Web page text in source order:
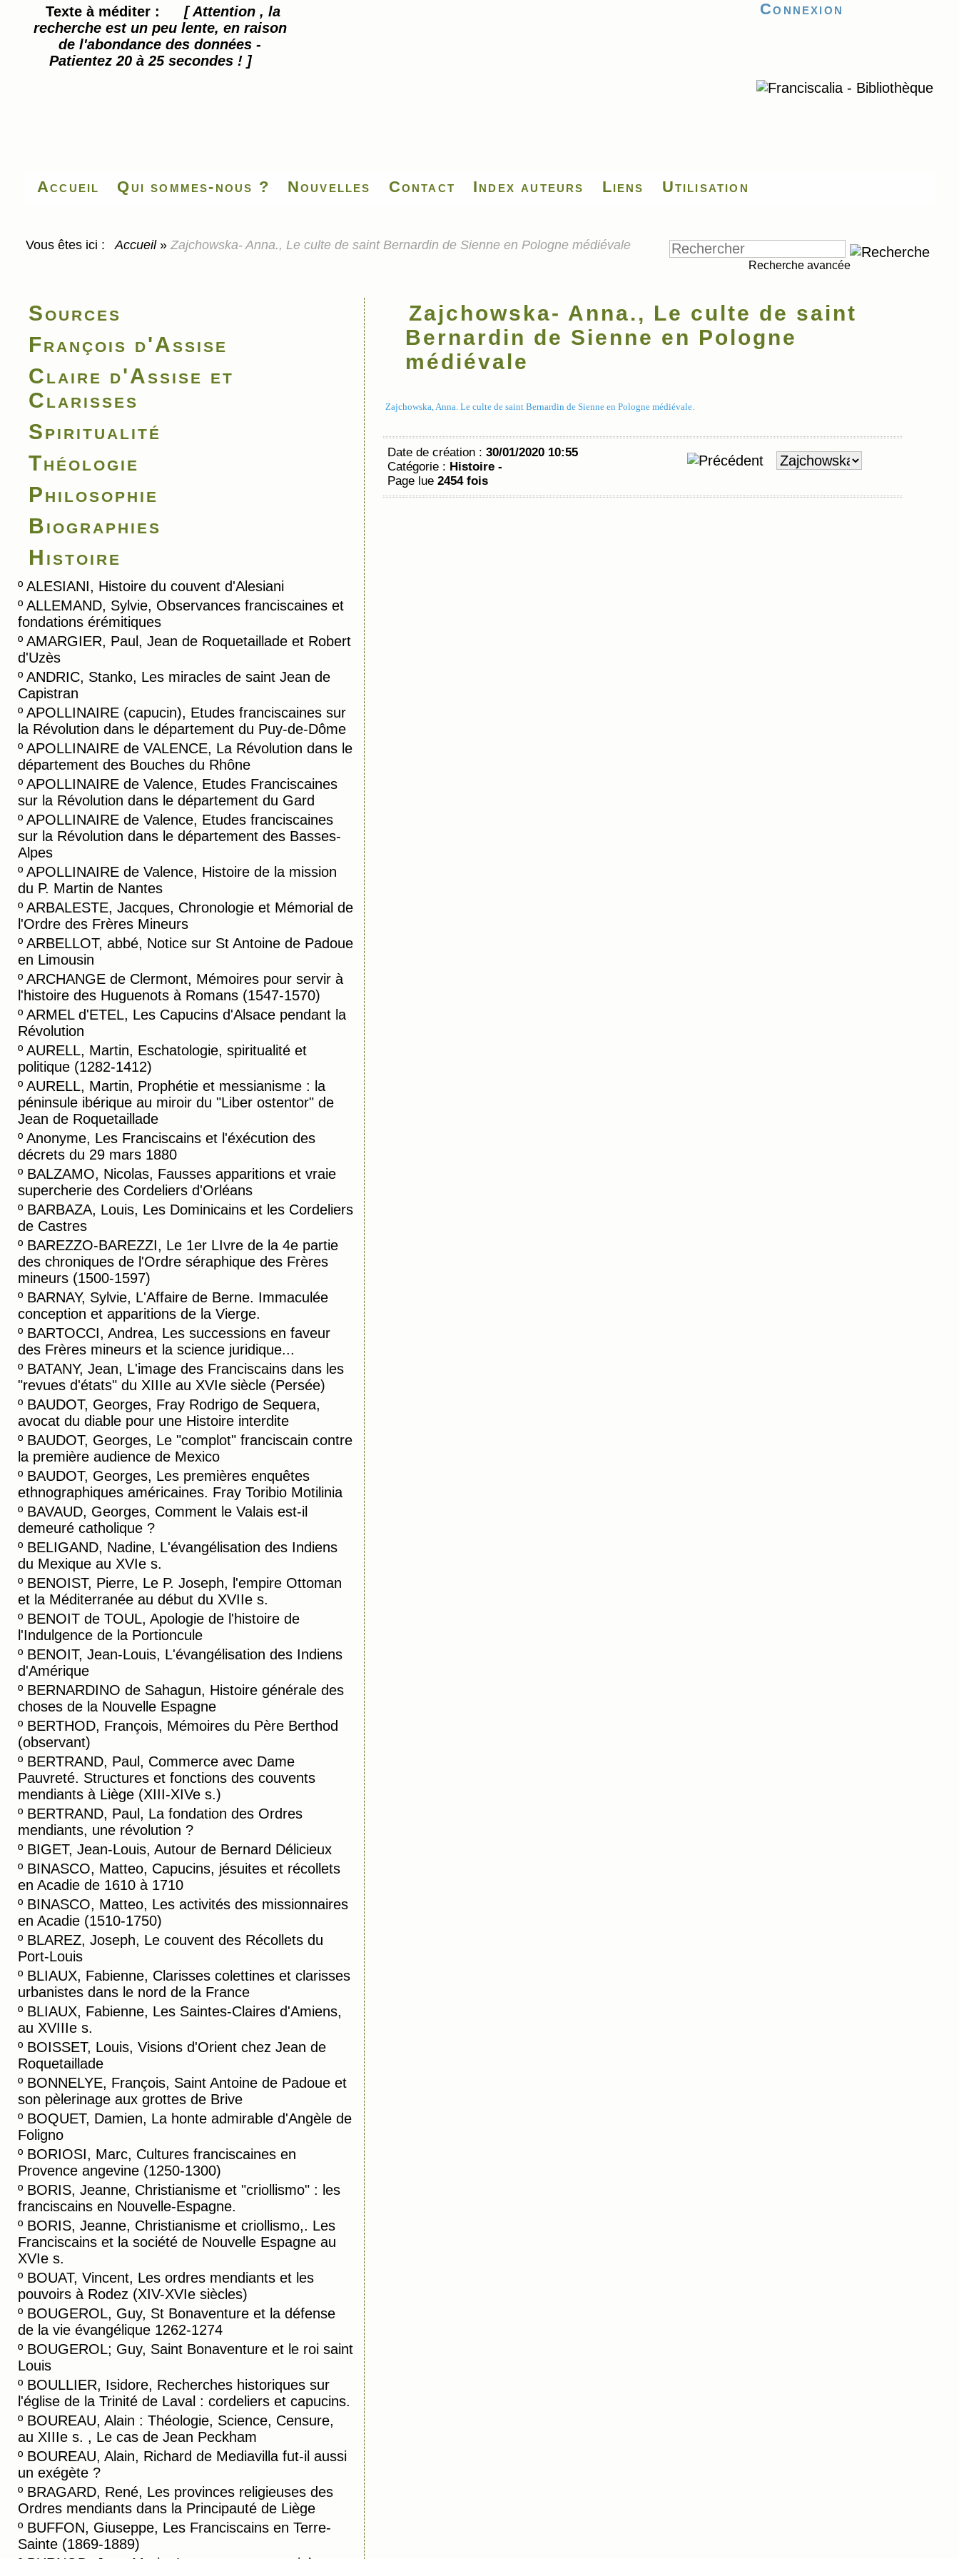
Texte à méditer :
[ Attention , la
recherche est un peu lente, en raison
de l'abondance des données -
Patientez 20 à 25 secondes ! ]
Accueil
Connexion
Qui sommes-nous ? Nouvelles Contact Index auteurs Liens Utilisation
Vous êtes ici : Accueil »Zajchowska- Anna., Le culte de saint Bernardin de Sienne en Pologne médiévale
Recherche avancée
Sources
François d'Assise
Claire d'Assise et
Clarisses
Spiritualité
Théologie
Philosophie
Biographies
Histoire
º ALESIANI, Histoire du couvent d'Alesiani
º ALLEMAND, Sylvie, Observances franciscaines et
fondations érémitiques
º AMARGIER, Paul, Jean de Roquetaillade et Robert
d'Uzès
º ANDRIC, Stanko, Les miracles de saint Jean de
Capistran
º APOLLINAIRE (capucin), Etudes franciscaines sur
la Révolution dans le département du Puy-de-Dôme
º APOLLINAIRE de VALENCE, La Révolution dans le
département des Bouches du Rhône
º APOLLINAIRE de Valence, Etudes Franciscaines
sur la Révolution dans le département du Gard
º APOLLINAIRE de Valence, Etudes franciscaines
sur la Révolution dans le département des Basses-
Alpes
º APOLLINAIRE de Valence, Histoire de la mission
du P. Martin de Nantes
º ARBALESTE, Jacques, Chronologie et Mémorial de
l'Ordre des Frères Mineurs
º ARBELLOT, abbé, Notice sur St Antoine de Padoue
en Limousin
º ARCHANGE de Clermont, Mémoires pour servir à
l'histoire des Huguenots à Romans (1547-1570)
º ARMEL d'ETEL, Les Capucins d'Alsace pendant la
Révolution
º AURELL, Martin, Eschatologie, spiritualité et
politique (1282-1412)
º AURELL, Martin, Prophétie et messianisme : la
péninsule ibérique au miroir du "Liber ostentor" de
Jean de Roquetaillade
º Anonyme, Les Franciscains et l'éxécution des
décrets du 29 mars 1880
º BALZAMO, Nicolas, Fausses apparitions et vraie
supercherie des Cordeliers d'Orléans
º BARBAZA, Louis, Les Dominicains et les Cordeliers
de Castres
º BAREZZO-BAREZZI, Le 1er LIvre de la 4e partie
des chroniques de l'Ordre séraphique des Frères
mineurs (1500-1597)
º BARNAY, Sylvie, L'Affaire de Berne. Immaculée
conception et apparitions de la Vierge.
º BARTOCCI, Andrea, Les successions en faveur
des Frères mineurs et la science juridique...
º BATANY, Jean, L'image des Franciscains dans les
"revues d'états" du XIIIe au XVIe siècle (Persée)
º BAUDOT, Georges, Fray Rodrigo de Sequera,
avocat du diable pour une Histoire interdite
º BAUDOT, Georges, Le "complot" franciscain contre
la première audience de Mexico
º BAUDOT, Georges, Les premières enquêtes
ethnographiques américaines. Fray Toribio Motilinia
º BAVAUD, Georges, Comment le Valais est-il
demeuré catholique ?
º BELIGAND, Nadine, L'évangélisation des Indiens
du Mexique au XVIe s.
º BENOIST, Pierre, Le P. Joseph, l'empire Ottoman
et la Méditerranée au début du XVIIe s.
º BENOIT de TOUL, Apologie de l'histoire de
l'Indulgence de la Portioncule
º BENOIT, Jean-Louis, L'évangélisation des Indiens
d'Amérique
º BERNARDINO de Sahagun, Histoire générale des
choses de la Nouvelle Espagne
º BERTHOD, François, Mémoires du Père Berthod
(observant)
º BERTRAND, Paul, Commerce avec Dame
Pauvreté. Structures et fonctions des couvents
mendiants à Liège (XIII-XIVe s.)
º BERTRAND, Paul, La fondation des Ordres
mendiants, une révolution ?
º BIGET, Jean-Louis, Autour de Bernard Délicieux
º BINASCO, Matteo, Capucins, jésuites et récollets
en Acadie de 1610 à 1710
º BINASCO, Matteo, Les activités des missionnaires
en Acadie (1510-1750)
º BLAREZ, Joseph, Le couvent des Récollets du
Port-Louis
º BLIAUX, Fabienne, Clarisses colettines et clarisses
urbanistes dans le nord de la France
º BLIAUX, Fabienne, Les Saintes-Claires d'Amiens,
au XVIIIe s.
º BOISSET, Louis, Visions d'Orient chez Jean de
Roquetaillade
º BONNELYE, François, Saint Antoine de Padoue et
son pèlerinage aux grottes de Brive
º BOQUET, Damien, La honte admirable d'Angèle de
Foligno
º BORIOSI, Marc, Cultures franciscaines en
Provence angevine (1250-1300)
º BORIS, Jeanne, Christianisme et "criollismo" : les
franciscains en Nouvelle-Espagne.
º BORIS, Jeanne, Christianisme et criollismo,. Les
Franciscains et la société de Nouvelle Espagne au
XVIe s.
º BOUAT, Vincent, Les ordres mendiants et les
pouvoirs à Rodez (XIV-XVIe siècles)
º BOUGEROL, Guy, St Bonaventure et la défense
de la vie évangélique 1262-1274
º BOUGEROL; Guy, Saint Bonaventure et le roi saint
Louis
º BOULLIER, Isidore, Recherches historiques sur
l'église de la Trinité de Laval : cordeliers et capucins.
º BOUREAU, Alain : Théologie, Science, Censure,
au XIIIe s. , Le cas de Jean Peckham
º BOUREAU, Alain, Richard de Mediavilla fut-il aussi
un exégète ?
º BRAGARD, René, Les provinces religieuses des
Ordres mendiants dans la Principauté de Liège
º BUFFON, Giuseppe, Les Franciscains en Terre-
Sainte (1869-1889)
Zajchowska- Anna., Le culte de saint
Bernardin de Sienne en Pologne
médiévale
Zajchowska, Anna. Le culte de saint Bernardin de Sienne en Pologne médiévale.
Date de création : 30/01/2020 10:55
Catégorie : Histoire -
Page lue 2454 fois